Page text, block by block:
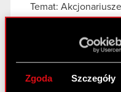
Zgoda Szczegóły
Temat:
głosów na
Spółki Podstawa
ofercie – WZA lista
PROJEKT Spółka
dalej